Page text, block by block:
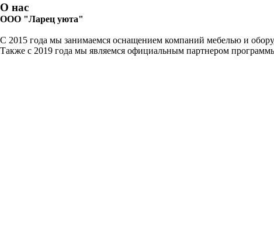
О нас
ООО "Ларец уюта"
С 2015 года мы занимаемся оснащением компаний мебелью и
Также с 2019 года мы являемся официальным партнером